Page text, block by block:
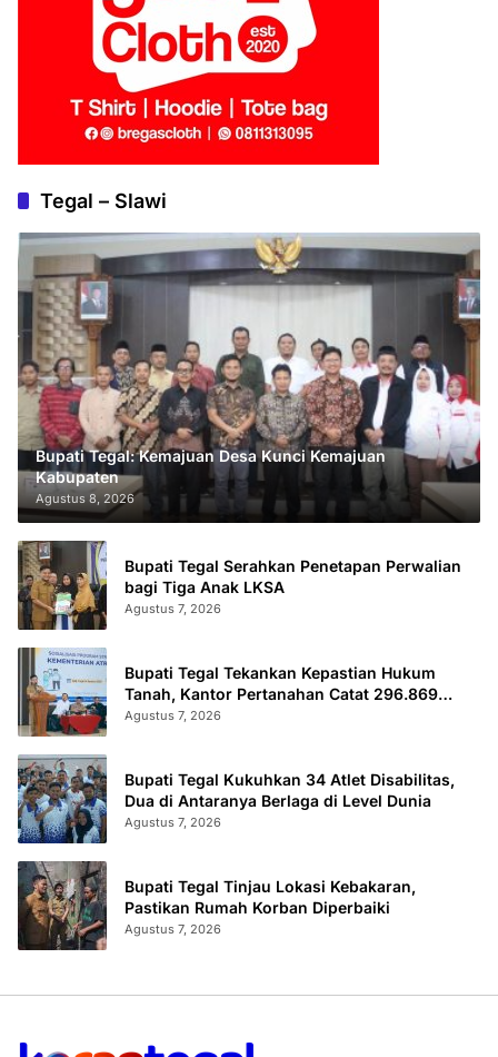
Tegal – Slawi
Bupati Tegal: Kemajuan Desa Kunci Kemajuan
Kabupaten
Agustus 8, 2026
Bupati Tegal Serahkan Penetapan Perwalian
bagi Tiga Anak LKSA
Agustus 7, 2026
Bupati Tegal Tekankan Kepastian Hukum
Tanah, Kantor Pertanahan Catat 296.869
Sertifikat Terbit
Agustus 7, 2026
Bupati Tegal Kukuhkan 34 Atlet Disabilitas,
Dua di Antaranya Berlaga di Level Dunia
Agustus 7, 2026
Bupati Tegal Tinjau Lokasi Kebakaran,
Pastikan Rumah Korban Diperbaiki
Agustus 7, 2026